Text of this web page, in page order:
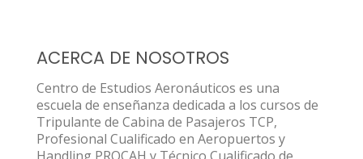
ACERCA DE NOSOTROS
Centro de Estudios Aeronáuticos es una
escuela de enseñanza dedicada a los cursos de
Tripulante de Cabina de Pasajeros TCP,
Profesional Cualificado en Aeropuertos y